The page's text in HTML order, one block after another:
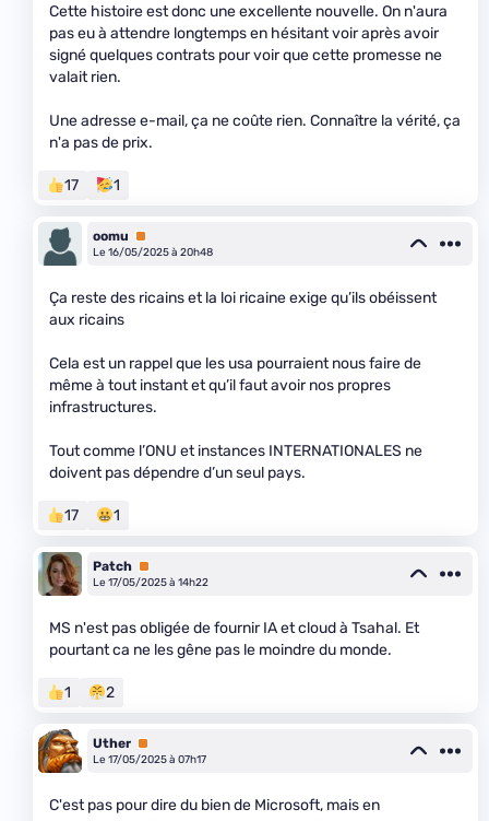
Cette histoire est donc une excellente nouvelle. On n'aura
pas eu à attendre longtemps en hésitant voir après avoir
signé quelques contrats pour voir que cette promesse ne
valait rien.
Une adresse e-mail, ça ne coûte rien. Connaître la vérité, ça
n'a pas de prix.
17 1
oomu
Premium
Le 16/05/2025 à 20h48
Ça reste des ricains et la loi ricaine exige qu’ils obéissent
aux ricains
Cela est un rappel que les usa pourraient nous faire de
même à tout instant et qu’il faut avoir nos propres
infrastructures.
Tout comme l’ONU et instances INTERNATIONALES ne
doivent pas dépendre d’un seul pays.
17 1
Patch Premium
Le 17/05/2025 à 14h22
MS n'est pas obligée de fournir IA et cloud à Tsahal. Et
pourtant ca ne les gêne pas le moindre du monde.
1 2
Uther Premium
Le 17/05/2025 à 07h17
C'est pas pour dire du bien de Microsoft, mais en